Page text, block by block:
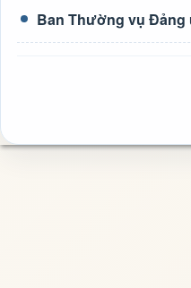
Ban Thường vụ